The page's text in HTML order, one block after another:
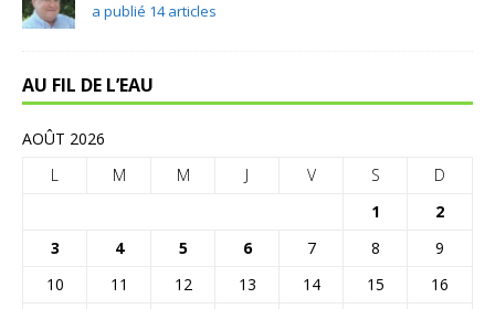
a publié 14 articles
AU FIL DE L’EAU
AOÛT 2026
L
M M J V S
D
1
2
3
4 5 6 7 8
9
10
11 12 13 14 15
16